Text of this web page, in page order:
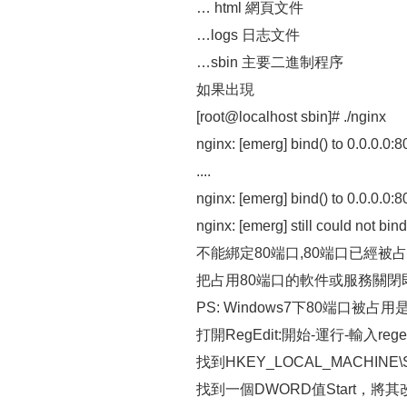
… html 網頁文件
…logs 日志文件
…sbin 主要二進制程序
如果出現
[root@localhost sbin]# ./nginx
nginx: [emerg] bind() to
....
nginx: [emerg] bind() to
nginx: [emerg] still could not
不能綁定80端口,80端口已經被
把占用80端口的軟件或服務關閉
PS: Windows7下80端口被占用
打開RegEdit:開始-運行-輸入
找到
找到一個DWORD值Start，將其